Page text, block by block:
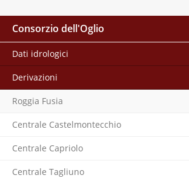
Consorzio dell'Oglio
Dati idrologici
Derivazioni
Roggia Fusia
Centrale Castelmontecchio
Centrale Capriolo
Centrale Tagliuno